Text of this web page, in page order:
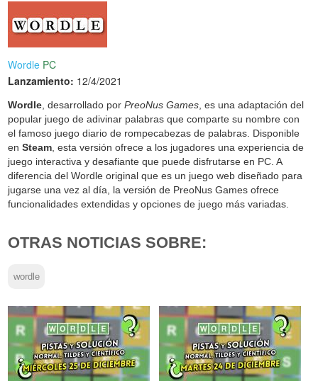
Wordle PC
Lanzamiento: 12/4/2021
Wordle , desarrollado porPreoNus Games , es una adaptación del
popular juego de adivinar palabras que comparte su nombre con
el famoso juego diario de rompecabezas de palabras. Disponible
enSteam , esta versión ofrece a los jugadores una experiencia de
juego interactiva y desafiante que puede disfrutarse en PC. A
diferencia del Wordle original que es un juego web diseñado para
jugarse una vez al día, la versión de PreoNus Games ofrece
funcionalidades extendidas y opciones de juego más variadas.
OTRAS NOTICIAS SOBRE:
wordle